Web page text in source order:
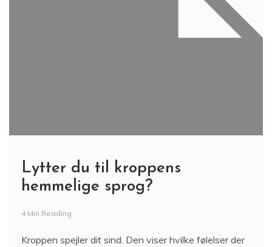
Lytter du til kroppens
hemmelige sprog?
4 Min Reading
Kroppen spejler dit sind. Den viser hvilke følelser der